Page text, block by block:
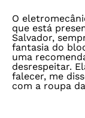
O
que está
Salvador,
fantasia do
uma
desrespeitar.
falecer, me
com a roupa